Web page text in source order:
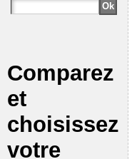
Comparez
et
choisissez
votre